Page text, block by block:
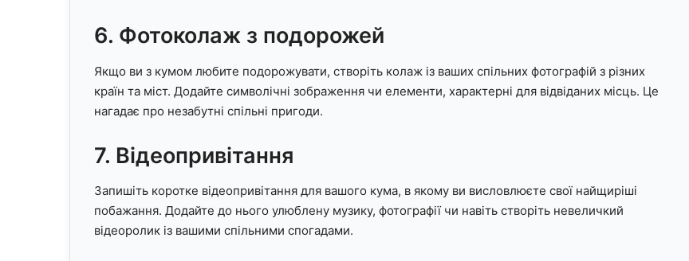
6. Фотоколаж з подорожей
Якщо ви з кумом любите подорожувати, створіть колаж із ваших спільних фотографій з різних
країн та міст. Додайте символічні зображення чи елементи, характерні для відвіданих місць. Це
нагадає про незабутні спільні пригоди.
7. Відеопривітання
Запишіть коротке відеопривітання для вашого кума, в якому ви висловлюєте свої найщиріші
побажання. Додайте до нього улюблену музику, фотографії чи навіть створіть невеличкий
відеоролик із вашими спільними спогадами.